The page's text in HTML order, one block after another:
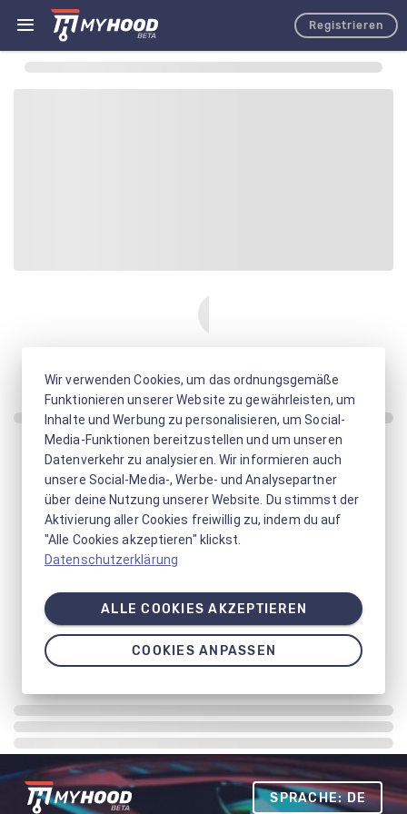
Registrieren
SPRACHE: DE
Wir verwenden Cookies, um das ordnungsgemäße
Funktionieren unserer Website zu gewährleisten, um
Inhalte und Werbung zu personalisieren, um Social-
Media-Funktionen bereitzustellen und um unseren
Datenverkehr zu analysieren. Wir informieren auch
unsere Social-Media-, Werbe- und Analysepartner
über deine Nutzung unserer Website. Du stimmst der
Aktivierung aller Cookies freiwillig zu, indem du auf
"Alle Cookies akzeptieren" klickst.
Datenschutzerklärung
ALLE COOKIES AKZEPTIEREN
COOKIES ANPASSEN